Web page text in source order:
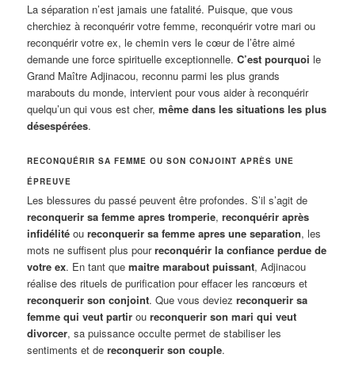
La séparation n’est jamais une fatalité. Puisque, que vous
cherchiez à reconquérir votre femme, reconquérir votre mari ou
reconquérir votre ex, le chemin vers le cœur de l’être aimé
demande une force spirituelle exceptionnelle.C’est pourquoi le
Grand Maître Adjinacou, reconnu parmi les plus grands
marabouts du monde, intervient pour vous aider à reconquérir
quelqu’un qui vous est cher,même dans les situations les plus
désespérées.
RECONQUÉRIR SA FEMME OU SON CONJOINT APRÈS UNE
ÉPREUVE
Les blessures du passé peuvent être profondes. S’il s’agit de
reconquerir sa femme apres tromperie,reconquérir après
infidélité oureconquerir sa femme apres une separation, les
mots ne suffisent plus pourreconquérir la confiance perdue de
votre ex. En tant quemaitre marabout puissant, Adjinacou
réalise des rituels de purification pour effacer les rancœurs et
reconquerir son conjoint. Que vous deviezreconquerir sa
femme qui veut partir oureconquerir son mari qui veut
divorcer, sa puissance occulte permet de stabiliser les
sentiments et dereconquerir son couple.